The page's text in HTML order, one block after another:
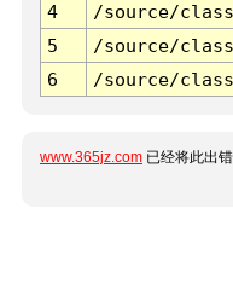
4
/source/
5
/source/
6
/source/
www.365jz.com 已经将此出